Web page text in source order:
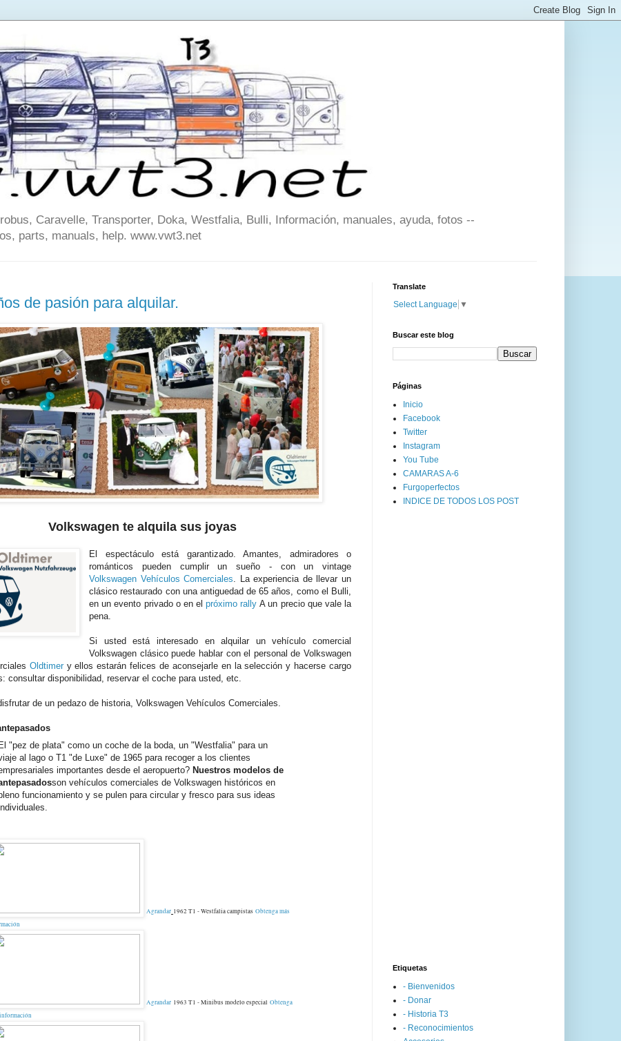
Caravelle, Transporter, Doka, Westfalia, Bulli, Información, manuales, ayuda, fotos --
parts, manuals, help. www.vwt3.net
de pasión para alquilar.
Volkswagen te alquila sus joyas
El espectáculo está garantizado. Amantes, admiradores o
románticos pueden cumplir un sueño - con un vintage
Volkswagen Vehículos Comerciales. La experiencia de llevar un
clásico restaurado con una antiguedad de 65 años, como el Bulli,
en un evento privado o en elpróximo rally A un precio que vale la
pena.
Si usted está interesado en alquilar un vehículo comercial
Volkswagen clásico puede hablar con el personal de Volkswagen
Oldtimery ellos estarán felices de aconsejarle en la selección y hacerse cargo
consultar disponibilidad, reservar el coche para usted, etc.
de un pedazo de historia, Volkswagen Vehículos Comerciales.
"pez de plata" como un coche de la boda, un "Westfalia" para un
al lago o T1 "de Luxe" de 1965 para recoger a los clientes
importantes desde el aeropuerto? Nuestros modelos de
​​son vehículos comerciales de Volkswagen históricos en
funcionamiento y se pulen para circular y fresco para sus ideas
Agrandar 1962 T1 - Westfalia campistas Obtenga más
Agrandar 1963 T1 - Minibus modelo especial Obtenga
Translate
Select Language ▼
Buscar este blog
Páginas
Inicio
Facebook
Twitter
Instagram
You Tube
CAMARAS A-6
Furgoperfectos
INDICE DE TODOS LOS POST
Etiquetas
- Bienvenidos
- Donar
- Historia T3
- Reconocimientos